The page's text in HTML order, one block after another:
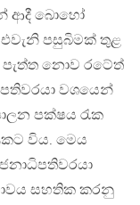
ආදී බොහෝ
පසුබිමක් තුළ
නොව රටේත්
වශයෙන්
පක්ෂය රැක
විය. මෙය
සහතික කරනු